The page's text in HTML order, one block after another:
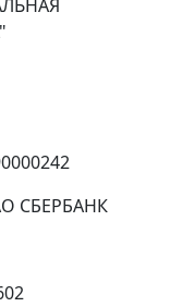
СБЕРБАНК